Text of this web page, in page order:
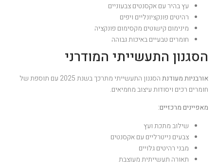
עץ בהיר עם אקסנטים צבעוניים
רהיטים פונקציונליים ויפים
מינימום קישוטים מקסימום פונקציה
חומרים טבעיים באיכות גבוהה
הסגנון התעשייתי המודרני
אורבניות מעודנת
הסגנון התעשייתי מתרכך בשנת 2025 עם תוספת של
חומרים רכים ויסודות עיצוב מחמיאים.
מאפיינים מרכזיים:
שילוב מתכת ועץ
צבעים נייטרליים עם אקסנטים
מבני רהיטים גלויים
תאורה תעשייתית מעוצבת